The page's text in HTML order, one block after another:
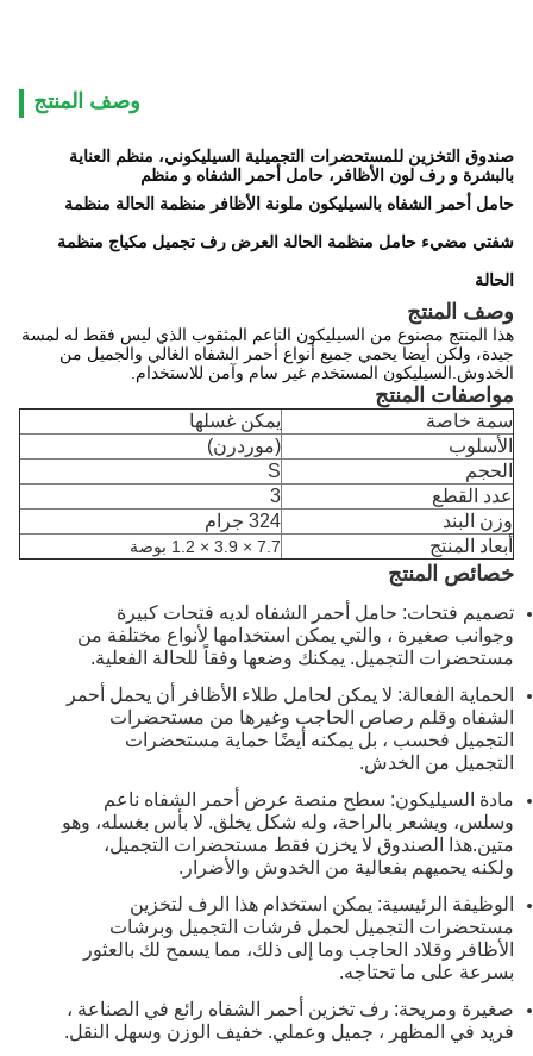
وصف المنتج
صندوق التخزين للمستحضرات التجميلية السيليكوني، منظم العناية
بالبشرة و رف لون الأظافر، حامل أحمر الشفاه و منظم
حامل أحمر الشفاه بالسيليكون ملونة الأظافر منظمة الحالة منظمة
شفتي مضيء حامل منظمة الحالة العرض رف تجميل مكياج منظمة
الحالة
وصف المنتج
هذا المنتج مصنوع من السيليكون الناعم المثقوب الذي ليس فقط له لمسة
جيدة، ولكن أيضا يحمي جميع أنواع أحمر الشفاه الغالي والجميل من
الخدوش.السيليكون المستخدم غير سام وآمن للاستخدام.
مواصفات المنتج
سمة خاصة
يمكن غسلها
الأسلوب
(موردرن)
الحجم
S
عدد القطع
3
وزن البند
324 جرام
أبعاد المنتج
7.7 × 3.9 × 1.2 بوصة
خصائص المنتج
تصميم فتحات: حامل أحمر الشفاه لديه فتحات كبيرة
وجوانب صغيرة ، والتي يمكن استخدامها لأنواع مختلفة من
مستحضرات التجميل. يمكنك وضعها وفقاً للحالة الفعلية.
الحماية الفعالة: لا يمكن لحامل طلاء الأظافر أن يحمل أحمر
الشفاه وقلم رصاص الحاجب وغيرها من مستحضرات
التجميل فحسب ، بل يمكنه أيضًا حماية مستحضرات
التجميل من الخدش.
مادة السيليكون: سطح منصة عرض أحمر الشفاه ناعم
وسلس، ويشعر بالراحة، وله شكل يخلق. لا بأس بغسله، وهو
متين.هذا الصندوق لا يخزن فقط مستحضرات التجميل،
ولكنه يحميهم بفعالية من الخدوش والأضرار.
الوظيفة الرئيسية: يمكن استخدام هذا الرف لتخزين
مستحضرات التجميل لحمل فرشات التجميل وبرشات
الأظافر وقلاد الحاجب وما إلى ذلك، مما يسمح لك بالعثور
بسرعة على ما تحتاجه.
صغيرة ومريحة: رف تخزين أحمر الشفاه رائع في الصناعة ،
فريد في المظهر ، جميل وعملي. خفيف الوزن وسهل النقل.